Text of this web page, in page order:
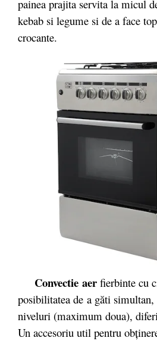
painea prajita servita la micul
kebab si legume si de a face
crocante.
Convectie aer fierbinte cu
posibilitatea de a găti
niveluri (maximum doua),
Un accesoriu util pentru